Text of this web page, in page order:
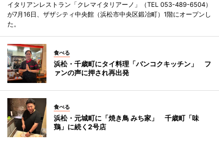
イタリアンレストラン「クレマイタリアーノ」（TEL 053-489-6504）
が7月16日、ザザシティ中央館（浜松市中央区鍛冶町）1階にオープンし
た。
食べる
浜松・千歳町にタイ料理「バンコクキッチン」 フ
ァンの声に押され再出発
食べる
浜松・元城町に「焼き鳥 みち家」 千歳町「味
鶏」に続く2号店